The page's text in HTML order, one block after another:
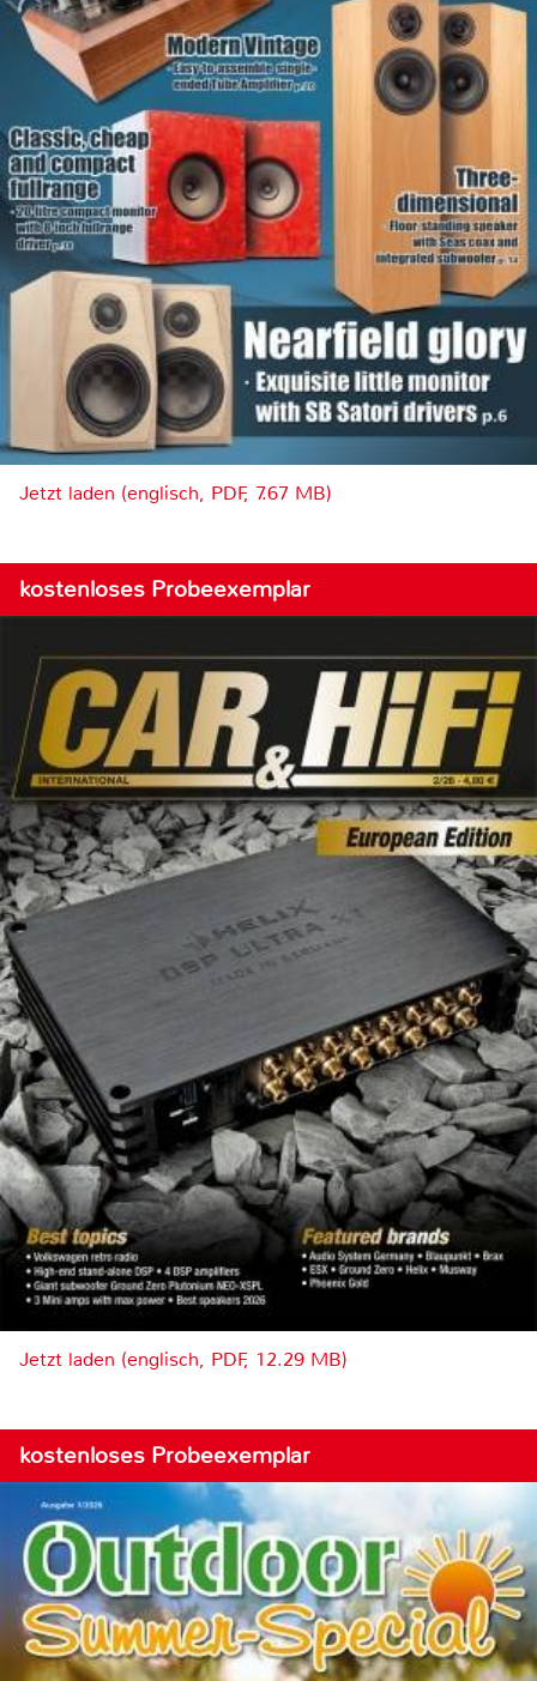
Jetzt laden (englisch, PDF, 7.67 MB)
kostenloses Probeexemplar
Jetzt laden (englisch, PDF, 12.29 MB)
kostenloses Probeexemplar